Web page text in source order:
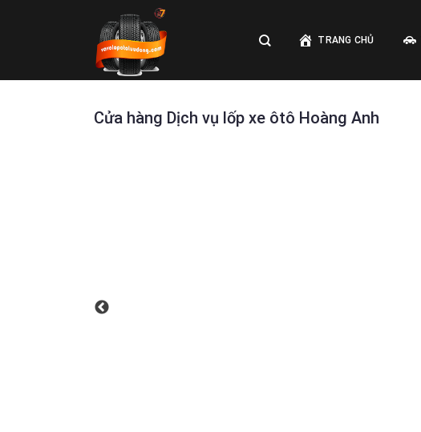
TRANG CHỦ
Cửa hàng Dịch vụ lốp xe ôtô Hoàng Anh